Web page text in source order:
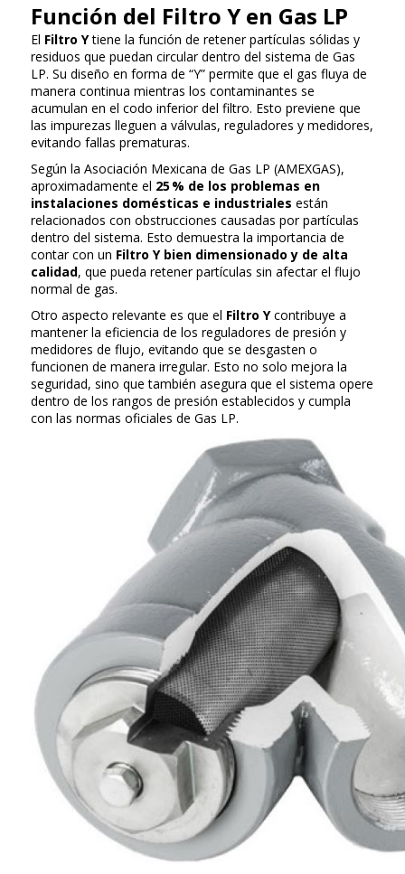
Función del Filtro Y en Gas LP
El Filtro Ytiene la función de retener partículas sólidas y
residuos que puedan circular dentro del sistema de Gas
LP. Su diseño en forma de “Y” permite que el gas fluya de
manera continua mientras los contaminantes se
acumulan en el codo inferior del filtro. Esto previene que
las impurezas lleguen a válvulas, reguladores y medidores,
evitando fallas prematuras.
Según la Asociación Mexicana de Gas LP (AMEXGAS),
aproximadamente el 25 % de los problemas en
instalaciones domésticas e industriales están
relacionados con obstrucciones causadas por partículas
dentro del sistema. Esto demuestra la importancia de
contar con un Filtro Y bien dimensionado y de alta
calidad, que pueda retener partículas sin afectar el flujo
normal de gas.
Otro aspecto relevante es que el Filtro Ycontribuye a
mantener la eficiencia de los reguladores de presión y
medidores de flujo, evitando que se desgasten o
funcionen de manera irregular. Esto no solo mejora la
seguridad, sino que también asegura que el sistema opere
dentro de los rangos de presión establecidos y cumpla
con las normas oficiales de Gas LP.